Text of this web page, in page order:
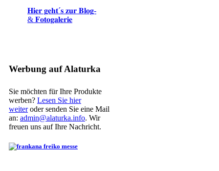
𝐇𝐢𝐞𝐫 𝐠𝐞𝐡𝐭´𝐬 𝐳𝐮𝐫 𝐁𝐥𝐨𝐠-
& 𝐅𝐨𝐭𝐨𝐠𝐚𝐥𝐞𝐫𝐢𝐞
Werbung auf Alaturka
Sie möchten für Ihre Produkte
werben? Lesen Sie hier
weiteroder senden Sie eine Mail
an: admin@alaturka.info. Wir
freuen uns auf Ihre Nachricht.